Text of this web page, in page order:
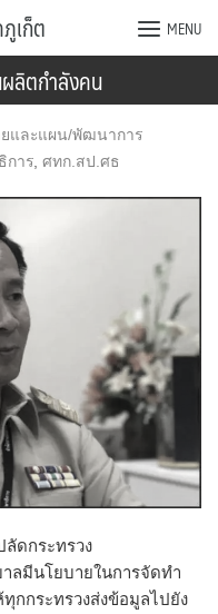
เก็ต MENU
ผลิตกำลังคน
และแผน/พัฒนาการ
การ ศทก.สป.ศธ
ดกระทรวง
ลมีนโยบายในการจัดทำ
กกระทรวงส่งข้อมูลไปยัง